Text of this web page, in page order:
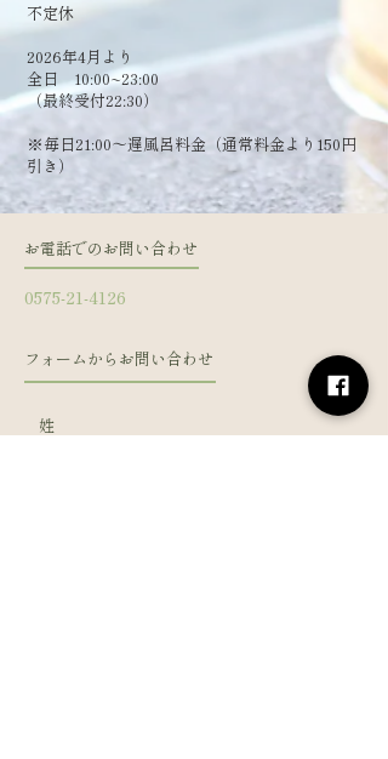
​不定休
2026年4月より
全日 10:00~23:00
（最終受付22:30）
​※毎日21:00～遅風呂料金（通常料金より150円
引き）
お電話でのお問い合わせ
0575-21-4126
フォームからお問い合わせ
姓